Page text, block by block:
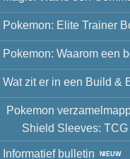
Pokemon: Elite Trainer
Pokemon: Waarom een
Wat zit er in een Build &
Pokemon
Shield Sleeves:
Informatief bulletin